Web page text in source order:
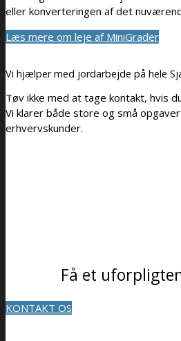
eller konverteringen af det
Læs mere om leje af MiniGrader
Vi hjælper med jordarbejde på hele
Tøv ikke med at tage kontakt, hvis
Vi klarer både store og små
erhvervskunder.
Få et
KONTAKT OS